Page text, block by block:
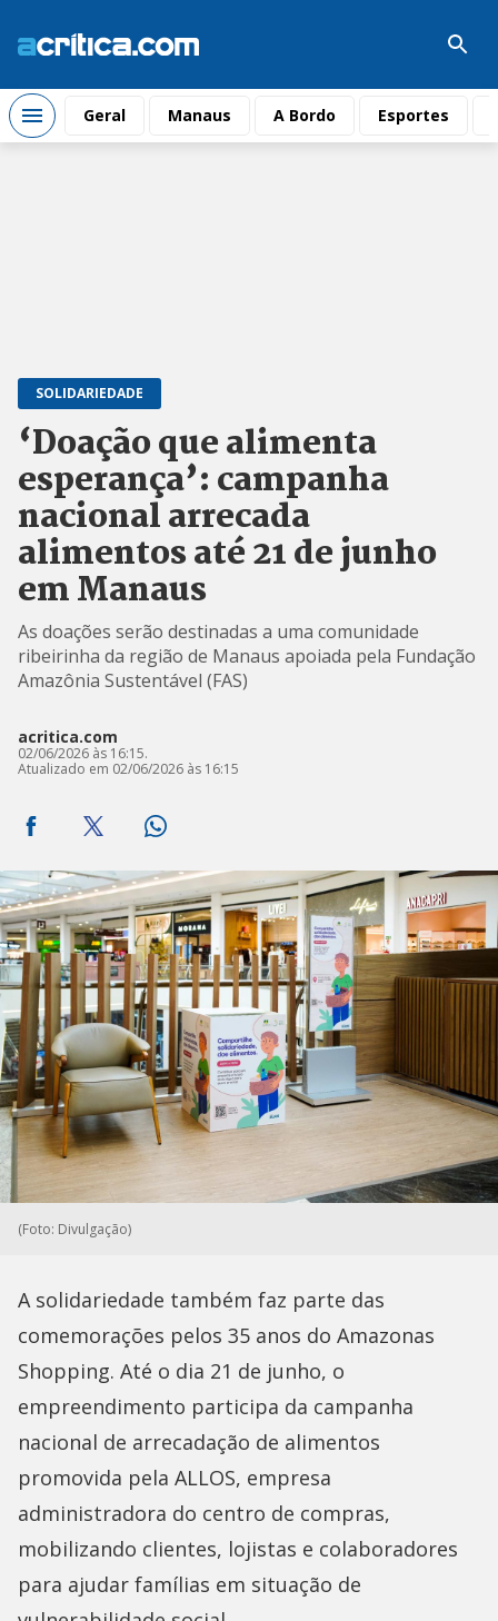
Geral Manaus A Bordo Esportes
SOLIDARIEDADE
‘Doação que alimenta
esperança’: campanha
nacional arrecada
alimentos até 21 de junho
em Manaus
As doações serão destinadas a uma comunidade
ribeirinha da região de Manaus apoiada pela Fundação
Amazônia Sustentável (FAS)
acritica.com
02/06/2026 às 16:15.
Atualizado em 02/06/2026 às 16:15
(Foto: Divulgação)
A solidariedade também faz parte das
comemorações pelos 35 anos do Amazonas
Shopping. Até o dia 21 de junho, o
empreendimento participa da campanha
nacional de arrecadação de alimentos
promovida pela ALLOS, empresa
administradora do centro de compras,
mobilizando clientes, lojistas e colaboradores
para ajudar famílias em situação de